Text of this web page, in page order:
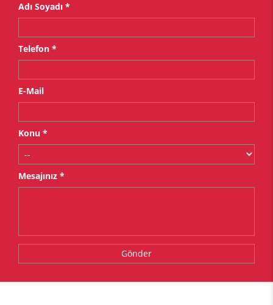
Adı Soyadı *
Telefon *
E-Mail
Konu *
Mesajınız *
Gönder